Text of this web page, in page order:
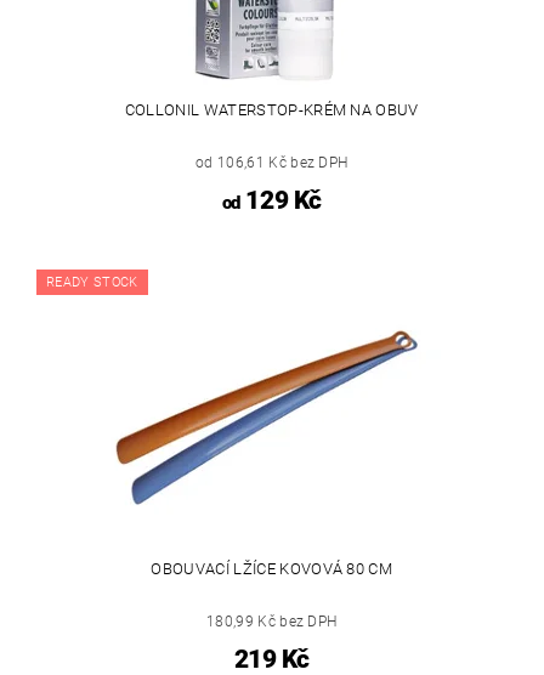
COLLONIL WATERSTOP-KRÉM NA OBUV
od 106,61 Kč bez DPH
od129 Kč
READY STOCK
OBOUVACÍ LŽÍCE KOVOVÁ 80 CM
180,99 Kč bez DPH
219 Kč